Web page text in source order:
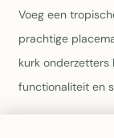
Voeg een
prachtige
kurk
functionaliteit en